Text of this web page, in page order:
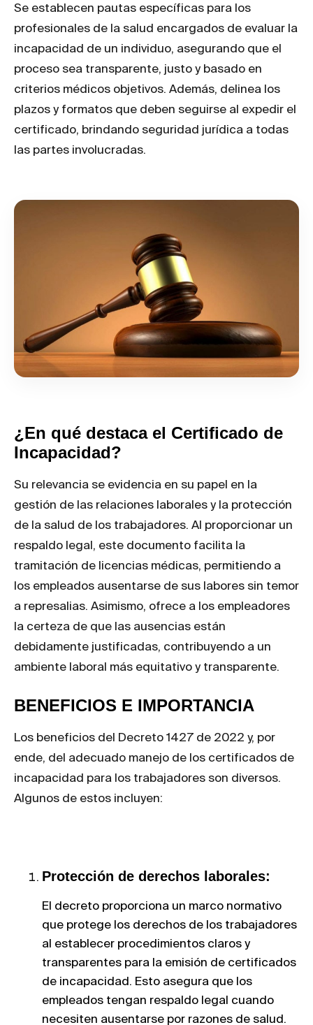
Se establecen pautas específicas para los
profesionales de la salud encargados de evaluar la
incapacidad de un individuo, asegurando que el
proceso sea transparente, justo y basado en
criterios médicos objetivos. Además, delinea los
plazos y formatos que deben seguirse al expedir el
certificado, brindando seguridad jurídica a todas
las partes involucradas.
¿En qué destaca el Certificado de
Incapacidad?
Su relevancia se evidencia en su papel en la
gestión de las relaciones laborales y la protección
de la salud de los trabajadores. Al proporcionar un
respaldo legal, este documento facilita la
tramitación de licencias médicas, permitiendo a
los empleados ausentarse de sus labores sin temor
a represalias. Asimismo, ofrece a los empleadores
la certeza de que las ausencias están
debidamente justificadas, contribuyendo a un
ambiente laboral más equitativo y transparente.
BENEFICIOS E IMPORTANCIA
Los beneficios del Decreto 1427 de 2022 y, por
ende, del adecuado manejo de los certificados de
incapacidad para los trabajadores son diversos.
Algunos de estos incluyen:
Protección de derechos laborales:
El decreto proporciona un marco normativo
que protege los derechos de los trabajadores
al establecer procedimientos claros y
transparentes para la emisión de certificados
de incapacidad. Esto asegura que los
empleados tengan respaldo legal cuando
necesiten ausentarse por razones de salud.